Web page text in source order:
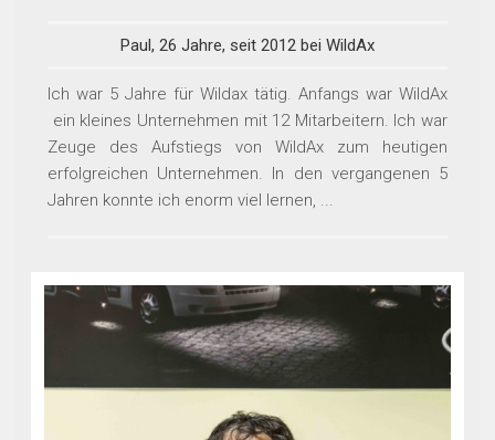
Paul, 26 Jahre, seit 2012 bei WildAx
Ich war 5 Jahre für Wildax tätig. Anfangs war WildAx
ein kleines Unternehmen mit 12 Mitarbeitern. Ich war
Zeuge des Aufstiegs von WildAx zum heutigen
erfolgreichen Unternehmen. In den vergangenen 5
Jahren konnte ich enorm viel lernen, ...